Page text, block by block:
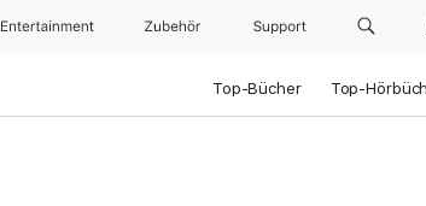
Entertainment Zubehör Support
Top-Bücher Top-